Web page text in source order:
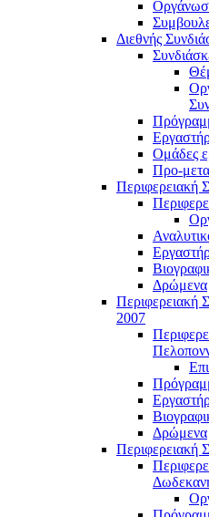
Διεθνής
Ομάδες
Προ-
Περιφερειακή
Δρώμενα
Περιφερειακή
2007
Δρώμενα
Περιφερειακή